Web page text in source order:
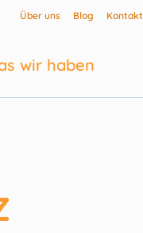
Über uns Blog Kontakt
wir haben